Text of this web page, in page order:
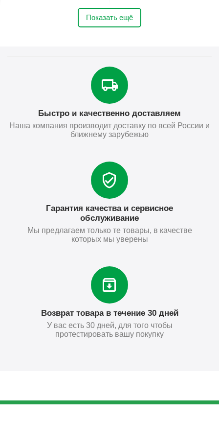
Показать ещё
Быстро и качественно доставляем
Наша компания производит доставку по всей России и
ближнему зарубежью
Гарантия качества и сервисное
обслуживание
Мы предлагаем только те товары, в качестве
которых мы уверены
Возврат товара в течение 30 дней
У вас есть 30 дней, для того чтобы
протестировать вашу покупку